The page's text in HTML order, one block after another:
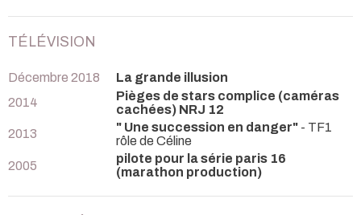
TÉLÉVISION
Décembre 2018
La grande illusion
2014
Pièges de stars complice (caméras
cachées) NRJ 12
2013
" Une succession en danger" - TF1
rôle de Céline
2005
pilote pour la série paris 16
(marathon production)